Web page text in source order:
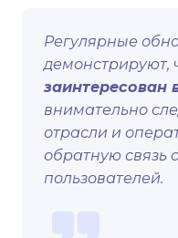
Регулярные
демонстрируют,
заинтересован
внимательно
отрасли и
обратную связь
пользователей.